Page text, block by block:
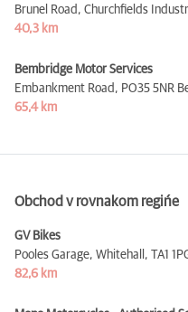
Brunel Road, Churchfields
40,3 km
Bembridge Motor Services
Embankment Road, PO35 5NR
65,4 km
Obchod v rovnakom regińe
GV Bikes
Pooles Garage, Whitehall, TA1
82,6 km